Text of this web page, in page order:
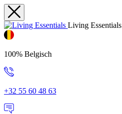
Living Essentials
100% Belgisch
+32 55 60 48 63